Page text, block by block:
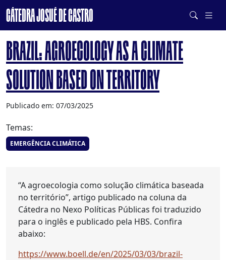
CÁTEDRA JOSUÉ DE CASTRO
DE SISTEMAS ALIMENTARES SAUDÁVEIS E SUSTENTÁVEIS
BRAZIL: AGROECOLOGY AS A CLIMATE
SOLUTION BASED ON TERRITORY
Publicado em: 07/03/2025
Temas:
EMERGÊNCIA CLIMÁTICA
“A agroecologia como solução climática baseada
no território”, artigo publicado na coluna da
Cátedra no Nexo Políticas Públicas foi traduzido
para o inglês e publicado pela HBS. Confira
abaixo:
https://www.boell.de/en/2025/03/03/brazil-